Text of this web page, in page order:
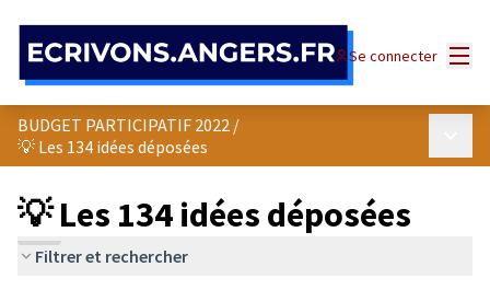
Se connecter
BUDGET PARTICIPATIF 2022 /
💡 Les 134 idées déposées
💡 Les 134 idées déposées
Filtrer et rechercher